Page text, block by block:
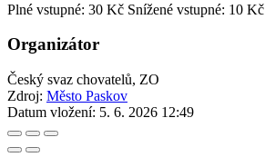
Plné vstupné: 30 Kč Snížené vstupné: 10 Kč
Organizátor
Český svaz chovatelů, ZO
Zdroj: Město Paskov
Datum vložení: 5. 6. 2026 12:49